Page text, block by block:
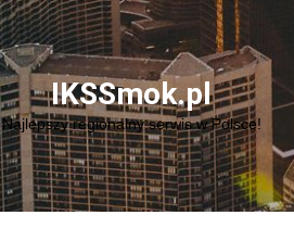
IKSSmok.pl
Najlepszy regionalny serwis w Polsce!